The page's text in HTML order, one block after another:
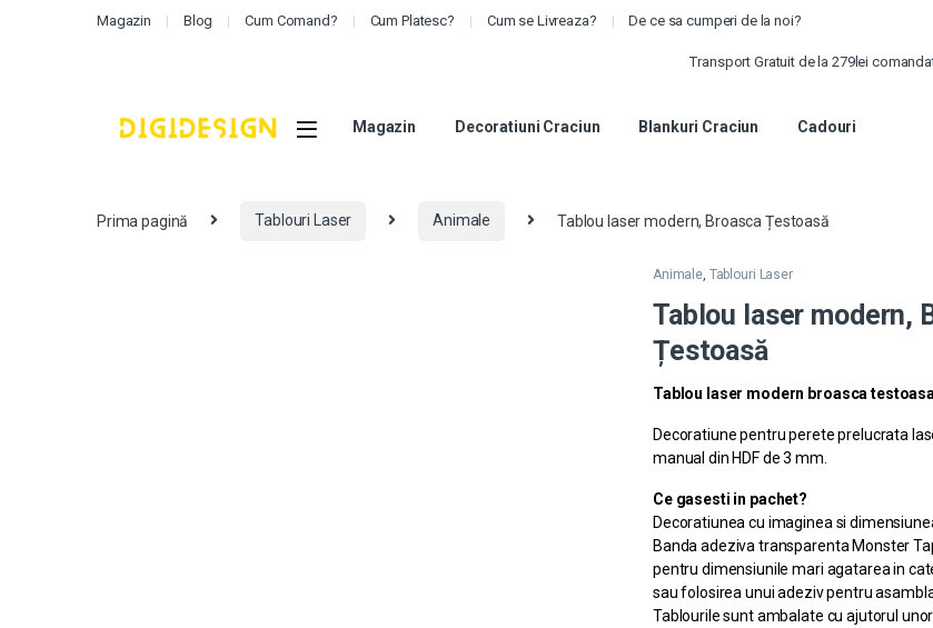
Magazin Blog Cum Comand? Cum Platesc? Cum se Livreaza? De ce sa cumperi de la noi?
Transport Gratuit de la 279lei
Magazin Decoratiuni Craciun Blankuri Craciun Cadouri
Prima pagină Tablouri Laser Animale Tablou laser modern, Broasca Țestoasă
Animale, Tablouri Laser
Tablou laser modern,
Țestoasă
Tablou laser modern broasca testoasa
Decoratiune pentru perete prelucrata
manual din HDF de 3 mm.
Ce gasesti in pachet?
Decoratiunea cu imaginea si
Banda adeziva transparenta Monster
pentru dimensiunile mari agatarea in
sau folosirea unui adeziv pentru
Tablourile sunt ambalate cu ajutorul